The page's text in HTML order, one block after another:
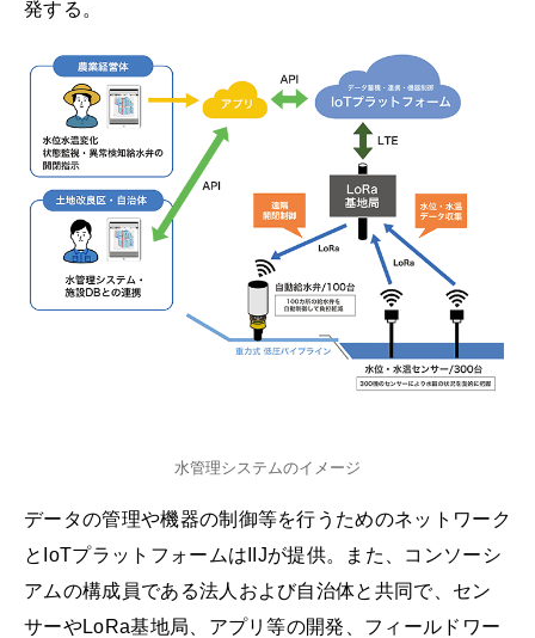
発する。
水管理システムのイメージ
データの管理や機器の制御等を行うためのネットワーク
とIoTプラットフォームはIIJが提供。また、コンソーシ
アムの構成員である法人および自治体と共同で、セン
サーやLoRa基地局、アプリ等の開発、フィールドワー